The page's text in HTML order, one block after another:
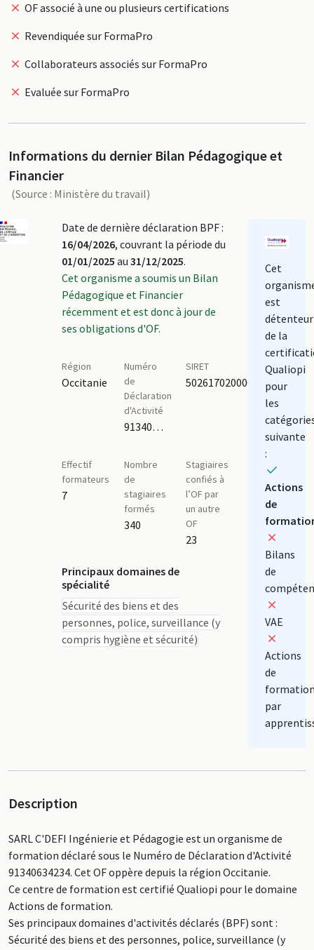
OF associé à une ou plusieurs certifications
Revendiquée sur FormaPro
Collaborateurs associés sur FormaPro
Evaluée sur FormaPro
Informations du dernier Bilan Pédagogique et
Financier
(Source : Ministère du travail)
Date de dernière déclaration BPF :
16/04/2026, couvrant la période du
01/01/2025 au 31/12/2025.
Cet organisme a soumis un Bilan
Pédagogique et Financier
récemment et est donc à jour de
ses obligations d'OF.
Région
Occitanie
Numéro
de
Déclaration
d'Activité
91340634234
SIRET
50261702000032
Effectif
formateurs
7
Nombre
de
stagiaires
formés
340
Stagiaires
confiés à
l’OF par
un autre
OF
23
Principaux domaines de
spécialité
Sécurité des biens et des
personnes, police, surveillance (y
compris hygiène et sécurité)
Cet
est
détenteur
de la
Qualiopi
pour
les
suivante
:
Actions
de
Bilans
de
VAE
Actions
de
par
Description
SARL C'DEFI Ingénierie et Pédagogie est un organisme de
formation déclaré sous le Numéro de Déclaration d'Activité
91340634234. Cet OF oppère depuis la région Occitanie.
Ce centre de formation est certifié Qualiopi pour le domaine
Actions de formation.
Ses principaux domaines d'activités déclarés (BPF) sont :
Sécurité des biens et des personnes, police, surveillance (y